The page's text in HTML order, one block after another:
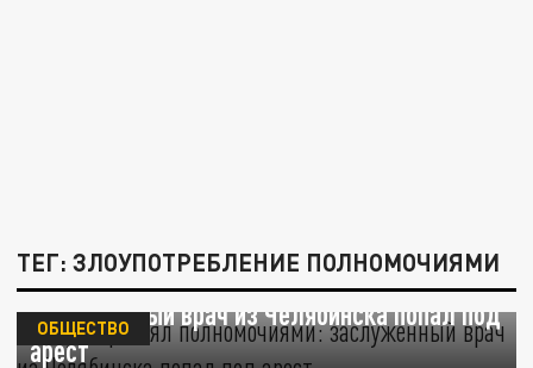
ТЕГ: ЗЛОУПОТРЕБЛЕНИЕ ПОЛНОМОЧИЯМИ
Злоупотреблял полномочиями:
заслуженный врач из Челябинска попал под
арест
ОБЩЕСТВО